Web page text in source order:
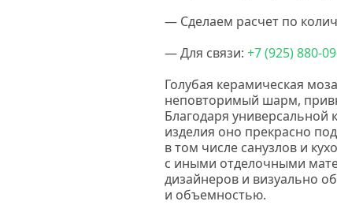
— Сделаем расчет по
— Для связи: +7(925) 880-
Голубая керамическая
неповторимый шарм,
Благодаря
изделия оно прекрасно
в том числе санузлов и
с иными отделочными
дизайнеров и визуально
и объемностью.